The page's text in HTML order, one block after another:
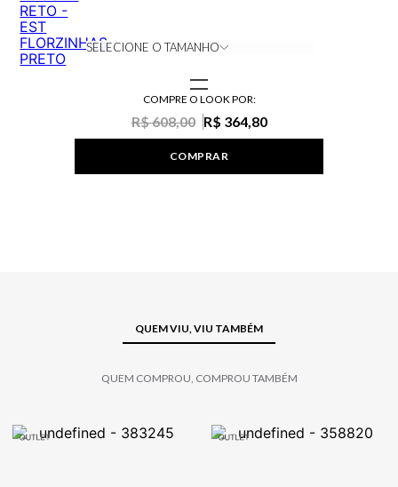
SELECIONE O TAMANHO
COMPRE O LOOK POR:
R$ 608,00 R$ 364,80
COMPRAR
QUEM VIU, VIU TAMBÉM
QUEM COMPROU, COMPROU TAMBÉM